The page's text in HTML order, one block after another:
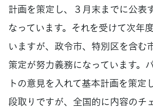
計画を策定し、３月末までに公表
なっています。それを受けて次年
いますが、政令市、特別区を含む
策定が努力義務になっています。
トの意見を入れて基本計画を策定
段取りですが、全国的に内容のチ